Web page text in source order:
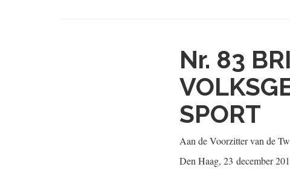
Nr. 83
SPORT
Aan de Voorzitter van de
Den Haag, 23 december